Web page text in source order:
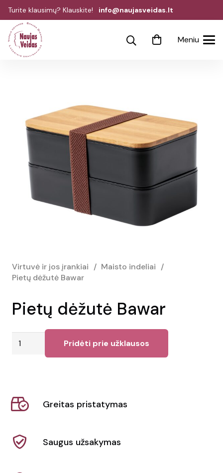
Turite klausimų? Klauskite! info@naujasveidas.lt
Meniu
Virtuvė ir jos įrankiai / Maisto indeliai /
Pietų dėžutė Bawar
Pietų dėžutė Bawar
produkto
Bawar
Pridėti prie užklausos
Greitas pristatymas
Saugus užsakymas